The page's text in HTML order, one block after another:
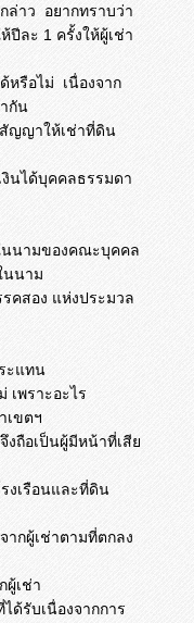
ล่าว อยากทราบว่า
ละ 1 ครั้งให้ผู้เช่า
หรือไม่ เนื่องจาก
กัน
ญญาให้เช่าที่ดิน
งินได้บุคคลธรรมดา
นนามของคณะบุคคล
นนาม
คสอง แห่งประมวล
ะแทน
เพราะอะไร
เขตฯ
งถือเป็นผู้มีหน้าที่เสีย
งเรือนและที่ดิน
ากผู้เช่าตามที่ตกลง
ผู้เช่า
ด้รับเนื่องจากการ